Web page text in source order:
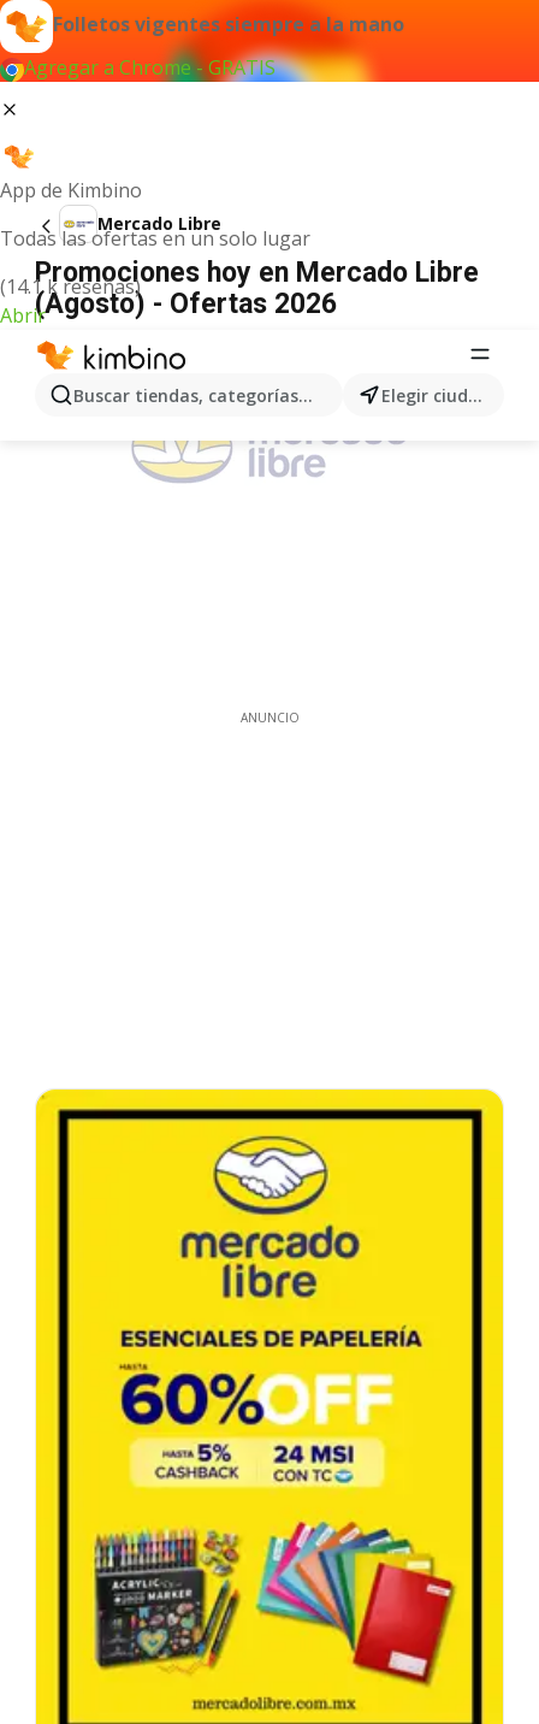
Folletos vigentes siempre a la mano
Agregar a Chrome - GRATIS
App de Kimbino
Todas las ofertas en un solo lugar
(14.1 k reseñas)
Abrir
Buscar tiendas, categorías, productos... Elegir ciudad
Mercado Libre
Promociones hoy en Mercado Libre
(Agosto) - Ofertas 2026
ANUNCIO